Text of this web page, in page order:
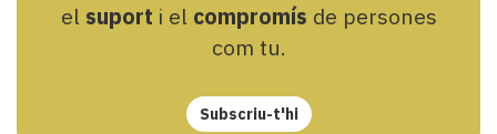
el suport i el compromís de persones
com tu.
Subscriu-t'hi